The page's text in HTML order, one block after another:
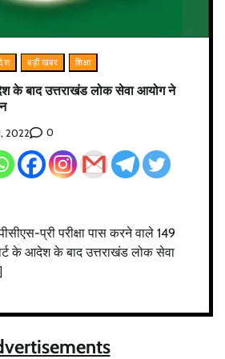
बड़ी खबर शिक्षा
के बाद उत्तराखंड लोक सेवा आयोग ने
2022 0
प्री परीक्षा पास करने वाले 149
के आदेश के बाद उत्तराखंड लोक सेवा